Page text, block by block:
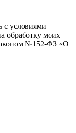
с условиями
обработку моих
№152-ФЗ «О